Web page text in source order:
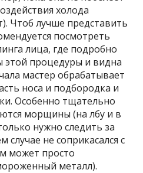
холода
Чтоб лучше представить
посмотреть
лица, где подробно
этой процедуры и видна
мастер обрабатывает
носа и подбородка и
Особенно тщательно
морщины (на лбу и в
нужно следить за
случае не соприкасался с
может просто
металл).